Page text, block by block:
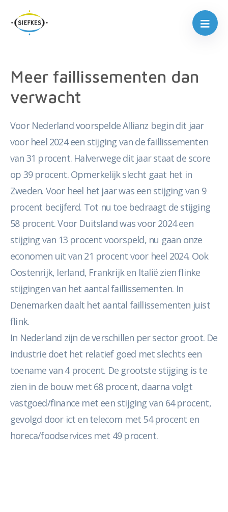
Meer faillissementen dan
verwacht
Voor Nederland voorspelde Allianz begin dit jaar
voor heel 2024 een stijging van de faillissementen
van 31 procent. Halverwege dit jaar staat de score
op 39 procent. Opmerkelijk slecht gaat het in
Zweden. Voor heel het jaar was een stijging van 9
procent becijferd. Tot nu toe bedraagt de stijging
58 procent. Voor Duitsland was voor 2024 een
stijging van 13 procent voorspeld, nu gaan onze
economen uit van 21 procent voor heel 2024. Ook
Oostenrijk, Ierland, Frankrijk en Italië zien flinke
stijgingen van het aantal faillissementen. In
Denemarken daalt het aantal faillissementen juist
flink.
In Nederland zijn de verschillen per sector groot. De
industrie doet het relatief goed met slechts een
toename van 4 procent. De grootste stijging is te
zien in de bouw met 68 procent, daarna volgt
vastgoed/finance met een stijging van 64 procent,
gevolgd door ict en telecom met 54 procent en
horeca/foodservices met 49 procent.